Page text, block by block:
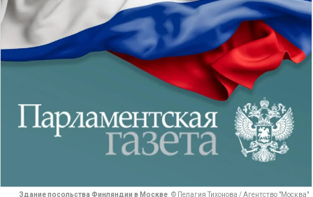
Здание посольства Финляндии в Москве © Пелагия Тихонова / Агентство "Москва"